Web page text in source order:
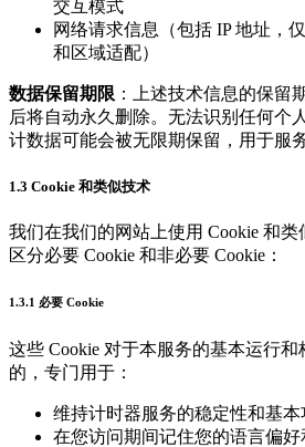
交互模式
网络请求信息（包括 IP 地址，
和区域适配）
数据保留期限 ：上述技术信息的保留
后将自动永久删除。无法识别任何个
计数据可能会被无限期保留，用于服
1.3 Cookie 和类似技术
我们在我们的网站上使用 Cookie 和
区分必要 Cookie 和非必要 Cookie：
1.3.1 必要 Cookie
这些 Cookie 对于本服务的基本运行
的，专门用于：
维持计时器服务的稳定性和基本
在您访问期间记住您的语言偏